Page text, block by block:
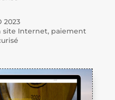
2023
site Internet, paiement